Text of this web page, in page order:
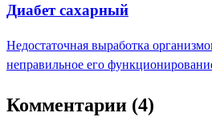
Диабет сахарный
Недостаточная выработка
неправильное его
Комментарии (4)